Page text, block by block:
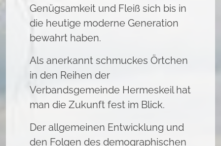
Genügsamkeit und Fleiß sich bis in
die heutige moderne Generation
bewahrt haben.
Als anerkannt schmuckes Örtchen
in den Reihen der
Verbandsgemeinde Hermeskeil hat
man die Zukunft fest im Blick.
Der allgemeinen Entwicklung und
den Folgen des demographischen
Cookie Laufzeit:
1 Jahr
EXTERNE MEDIEN
Um Inhalte von Videoplattformen und Social Media
Plattformen anzeigen zu können, werden von
diesen externen Medien Cookies gesetzt.